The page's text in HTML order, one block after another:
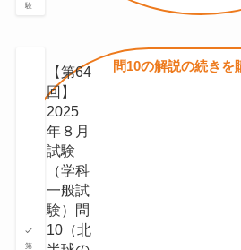
験
第
【第64
回】
2025
年８月
試験
（学科
一般試
験）問
10（北
問10の解説の続きを